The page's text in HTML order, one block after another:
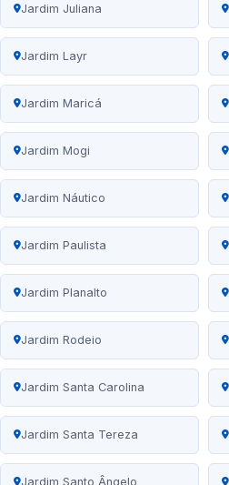
Jardim Juliana
Jardim Layr
Jardim Maricá
Jardim Mogi
Jardim Náutico
Jardim Paulista
Jardim Planalto
Jardim Rodeio
Jardim Santa Carolina
Jardim Santa Tereza
Jardim Santo Ângelo